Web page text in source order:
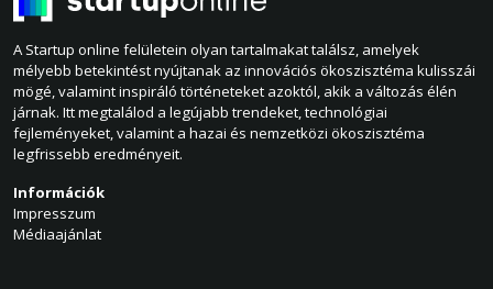
A Startup online felületein olyan tartalmakat találsz, amelyek
mélyebb betekintést nyújtanak az innovációs ökoszisztéma kulisszái
mögé, valamint inspiráló történeteket azoktól, akik a változás élén
járnak. Itt megtalálod a legújabb trendeket, technológiai
fejleményeket, valamint a hazai és nemzetközi ökoszisztéma
legfrissebb eredményeit.
Információk
Impresszum
Médiaajánlat